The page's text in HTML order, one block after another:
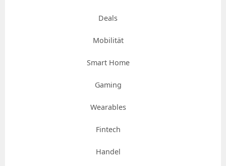
Deals
Mobilität
Smart Home
Gaming
Wearables
Fintech
Handel